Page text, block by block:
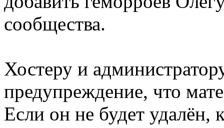
сообщества.
Хостеру и
предупреждение, что
Если он не будет удалён,